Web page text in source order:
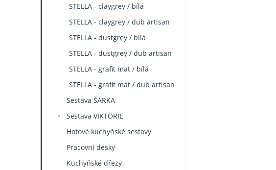
STELLA - claygrey / bílá
STELLA - claygrey / dub artisan
STELLA - dustgrey / bílá
STELLA - dustgrey / dub artisan
STELLA - grafit mat / bílá
STELLA - grafit mat / dub artisan
Sestava ŠÁRKA
Sestava VIKTORIE
Hotové kuchyňské sestavy
Pracovní desky
Kuchyňské dřezy